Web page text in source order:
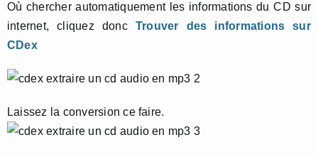
Où chercher automatiquement les informations du CD sur
internet, cliquez donc Trouver des informations sur
CDex
Laissez la conversion ce faire.